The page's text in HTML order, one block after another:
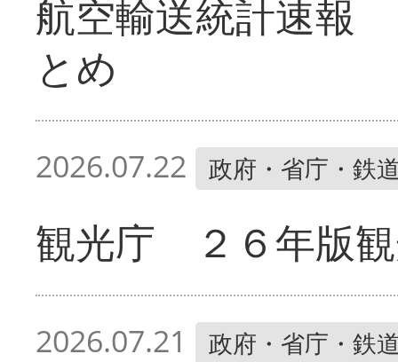
航空輸送統計速報
とめ
2026.07.22 政府・省庁・鉄
観光庁 ２６年版
2026.07.21 政府・省庁・鉄